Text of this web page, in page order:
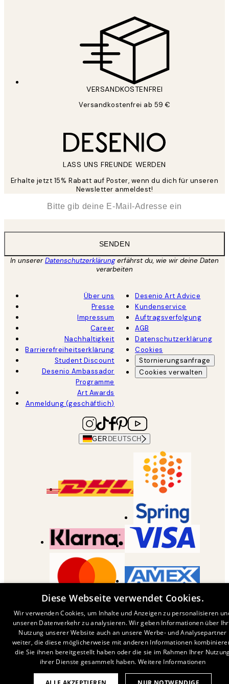
VERSANDKOSTENFREI
Versandkostenfrei ab 59 €
LASS UNS FREUNDE WERDEN
Erhalte jetzt 15% Rabatt auf Poster, wenn du dich für unseren
Newsletter anmeldest!
SENDEN
In unsererDatenschutzerklärungerfährst du, wie wir deine Daten
verarbeiten
Über uns
Presse
Impressum
Career
Nachhaltigkeit
Barrierefreiheitserklärung
Student Discount
Desenio Ambassador
Programme
Art Awards
Anmeldung (geschäftlich)
Desenio Art Advice
Kundenservice
Auftragsverfolgung
AGB
Datenschutzerklärung
Cookies
Stornierungsanfrage
Cookies verwalten
GER DEUTSCH
Diese Webseite verwendet Cookies.
Wir verwenden Cookies, um Inhalte und Anzeigen zu personalisieren
unseren Datenverkehr zu analysieren. Wir geben Informationen über
Nutzung unserer Website auch an unsere Werbe- und Analysepartner
weiter, die diese möglicherweise mit anderen Informationen
die Sie ihnen bereitgestellt haben oder die sie im Rahmen Ihrer
ihrer Dienste gesammelt haben. Weitere Informationen